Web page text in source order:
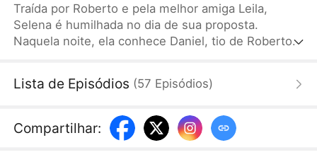
Traída por Roberto e pela melhor amiga Leila,
Selena é humilhada no dia de sua proposta.
Naquela noite, ela conhece Daniel, tio de Roberto e
carreira e encontra o amor verdadeiro.
Lista de Episódios (57 Episódios)
Compartilhar: